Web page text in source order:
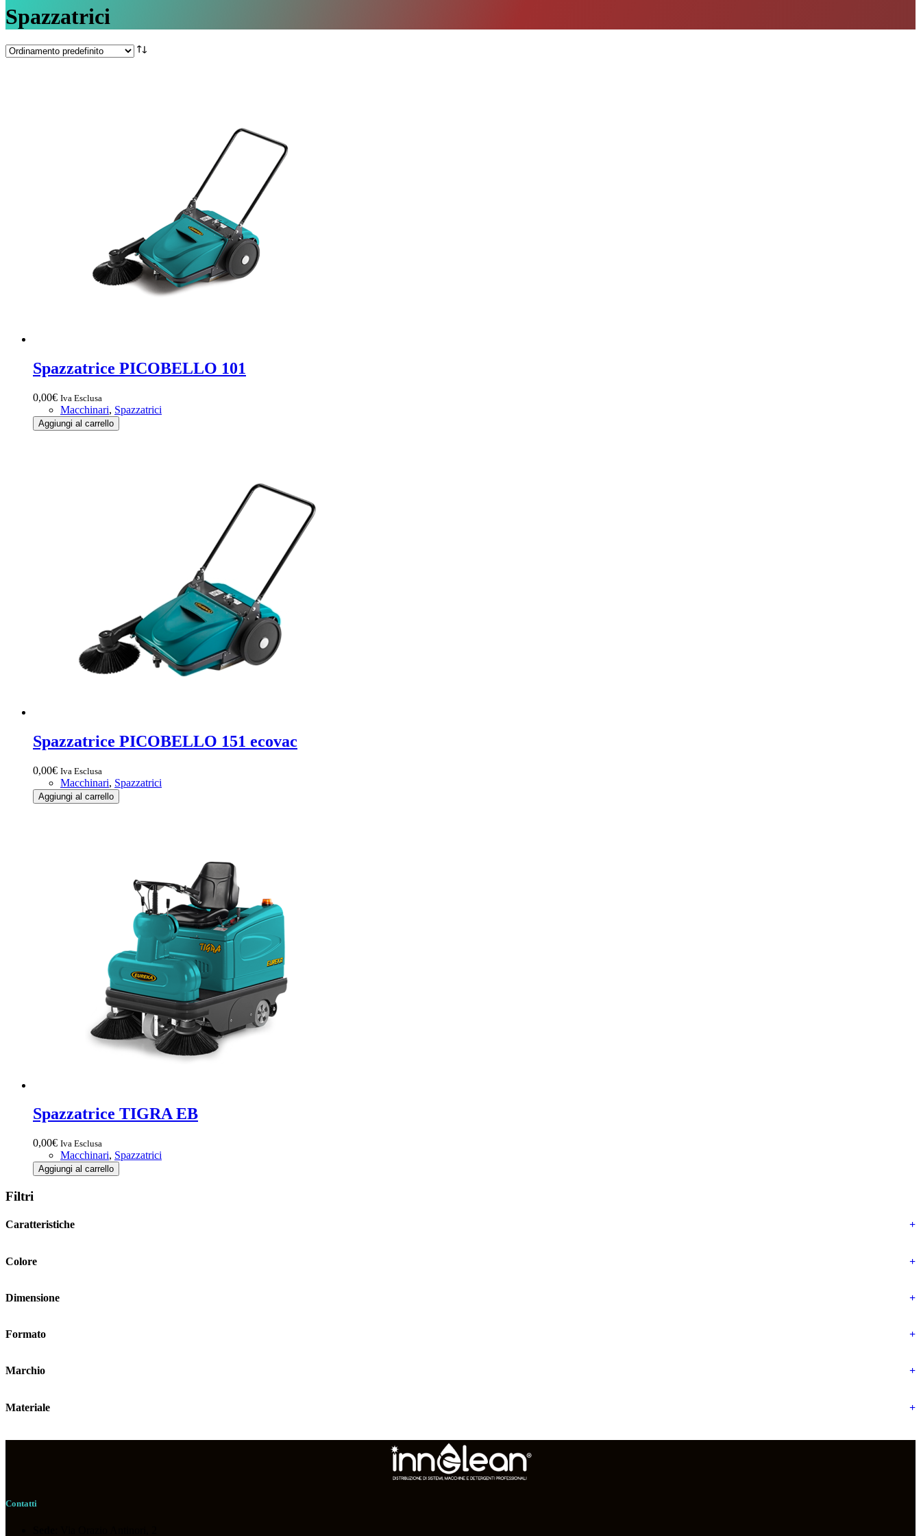
Spazzatrici
Spazzatrice PICOBELLO 101
0,00€ Iva Esclusa
Macchinari, Spazzatrici
Spazzatrice
PICOBELLO
Aggiungi al carrello
Spazzatrice PICOBELLO 151 ecovac
0,00€ Iva Esclusa
Macchinari, Spazzatrici
Spazzatrice
PICOBELLO
Aggiungi al carrello
Spazzatrice TIGRA EB
0,00€ Iva Esclusa
Macchinari, Spazzatrici
Spazzatrice
TIGRA
EB
quantità
Aggiungi al carrello
Filtri
Caratteristiche +
Colore +
Dimensione +
Formato +
Marchio +
Materiale +
Contatti